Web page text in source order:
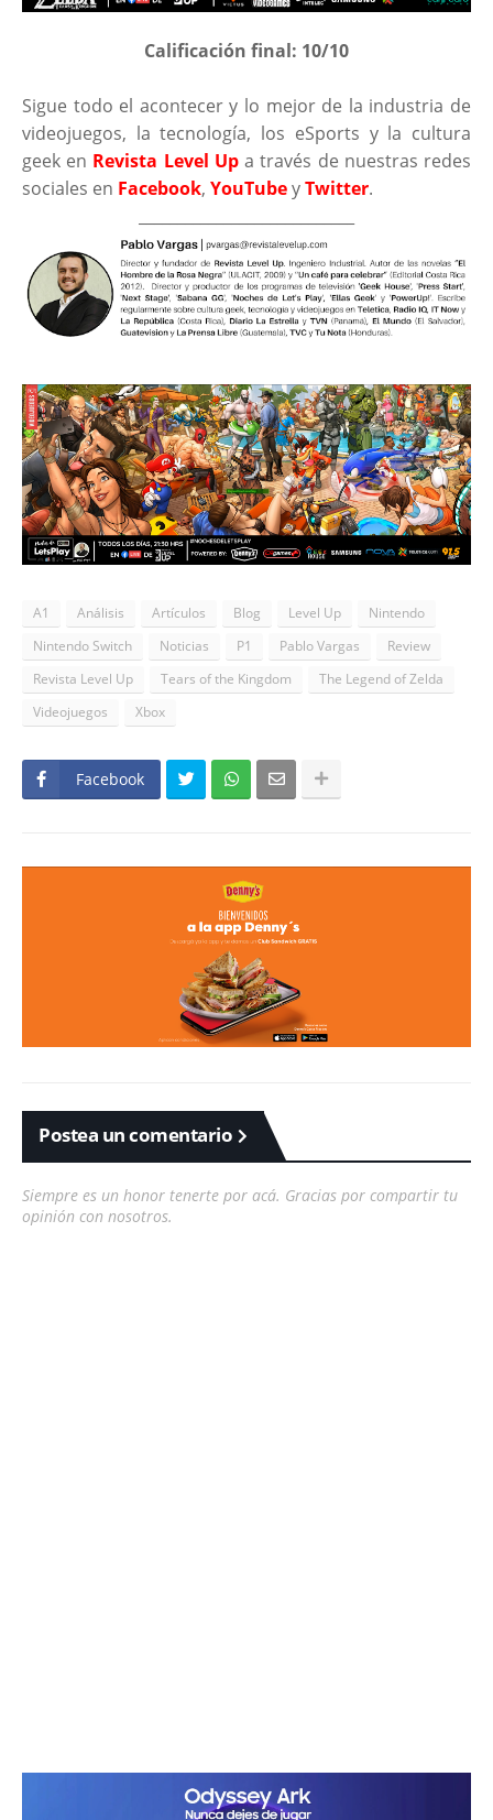
Calificación final: 10/10
Sigue todo el acontecer y lo mejor de la industria de
videojuegos, la tecnología, los eSports y la cultura
geek en Revista Level Upa través de nuestras redes
sociales en Facebook, YouTubeyTwitter.
A1 Análisis Artículos Blog Level Up
Nintendo
Nintendo Switch
Noticias P1 Pablo Vargas
Review
Revista Level Up
Tears of the Kingdom
The Legend of Zelda
Videojuegos
Xbox
Facebook
Postea un comentario
Siempre es un honor tenerte por acá. Gracias por compartir tu
opinión con nosotros.